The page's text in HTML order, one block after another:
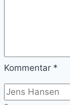
Kommentar *